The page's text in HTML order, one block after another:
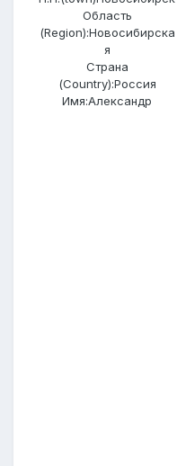
Область
(Region):Новосибирска
я
Страна
(Country):Россия
Имя:Александр